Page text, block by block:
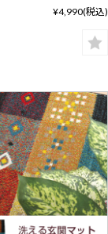
¥4,990(税込)